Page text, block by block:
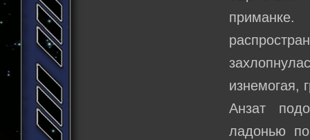
изнемогая,
Анзат
ладонью